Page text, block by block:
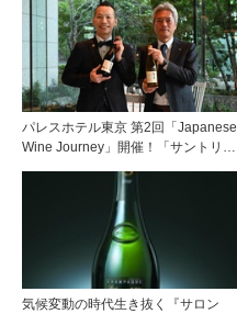
材と目白押しです！
パレスホテル東京 第2回「Japanese
Wine Journey」開催！「サントリー
インメーカー 篠田 健太郎氏が来場
気候変動の時代生き抜く『サロン